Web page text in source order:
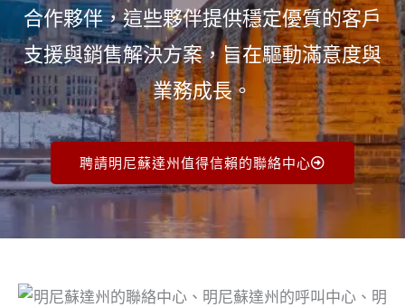
合作夥伴，這些夥伴提供穩定優質的客戶
支援與銷售解決方案，旨在驅動滿意度與
業務成長。
聘請明尼蘇達州值得信賴的聯絡中心